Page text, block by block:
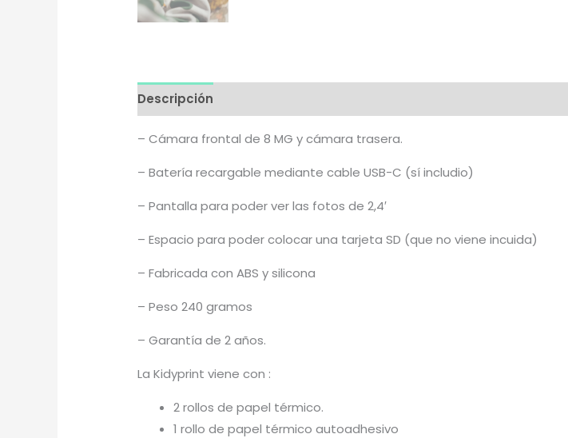
Descripción
– Cámara frontal de 8 MG y cámara trasera.
– Batería recargable mediante cable USB-C (sí includio)
– Pantalla para poder ver las fotos de 2,4′
– Espacio para poder colocar una tarjeta SD (que no viene incuida)
– Fabricada con ABS y silicona
– Peso 240 gramos
– Garantía de 2 años.
La Kidyprint viene con :
2 rollos de papel térmico.
1 rollo de papel térmico autoadhesivo